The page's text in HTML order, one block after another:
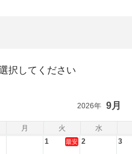
択してください
月 火 水
2026年 9月
1 最安 2 3